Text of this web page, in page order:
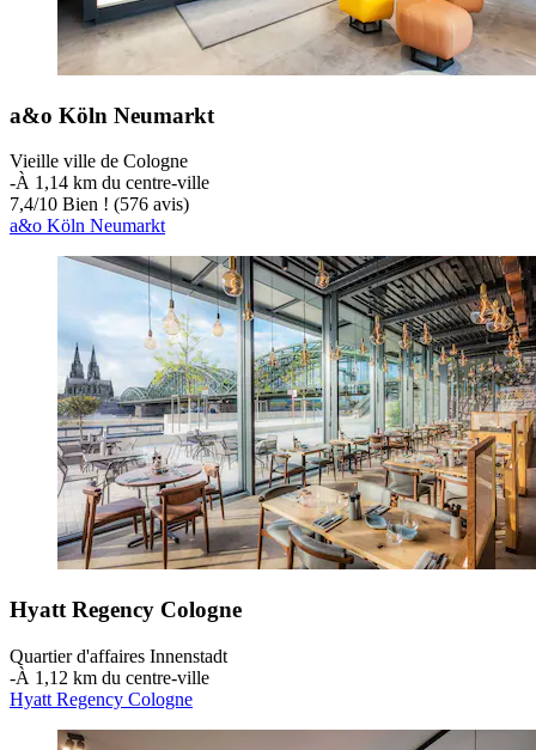
a&o Köln Neumarkt
Vieille ville de Cologne
‐À 1,14 km du centre-ville
7,4/10 Bien ! (576 avis)
a&o Köln Neumarkt
Hyatt Regency Cologne
Quartier d'affaires Innenstadt
‐À 1,12 km du centre-ville
Hyatt Regency Cologne